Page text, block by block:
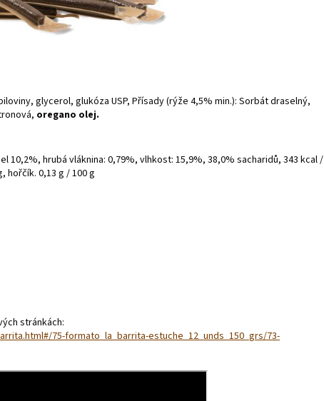
glycerol, glukóza USP, Přísady (rýže 4,5% min.): Sorbát draselný,
oregano olej.
10,2%, hrubá vláknina: 0,79%, vlhkost: 15,9%, 38,0% sacharidů, 343 kcal /
hořčík. 0,13 g / 100 g
stránkách:
75-formato_la_barrita-estuche_12_unds_150_grs/73-